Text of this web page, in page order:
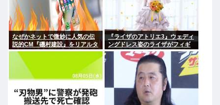
なぜかネットで微妙に人気の伝
説的CM『磯村建設』をリアルタ
イムで見たことあるお爺さんモ
メンは存在するのか？
『ライザのアトリエ3』ウェディ
ングドレス姿のライザがフィギ
ュア化キタ───(ﾟ∀ﾟ)───!!!!!